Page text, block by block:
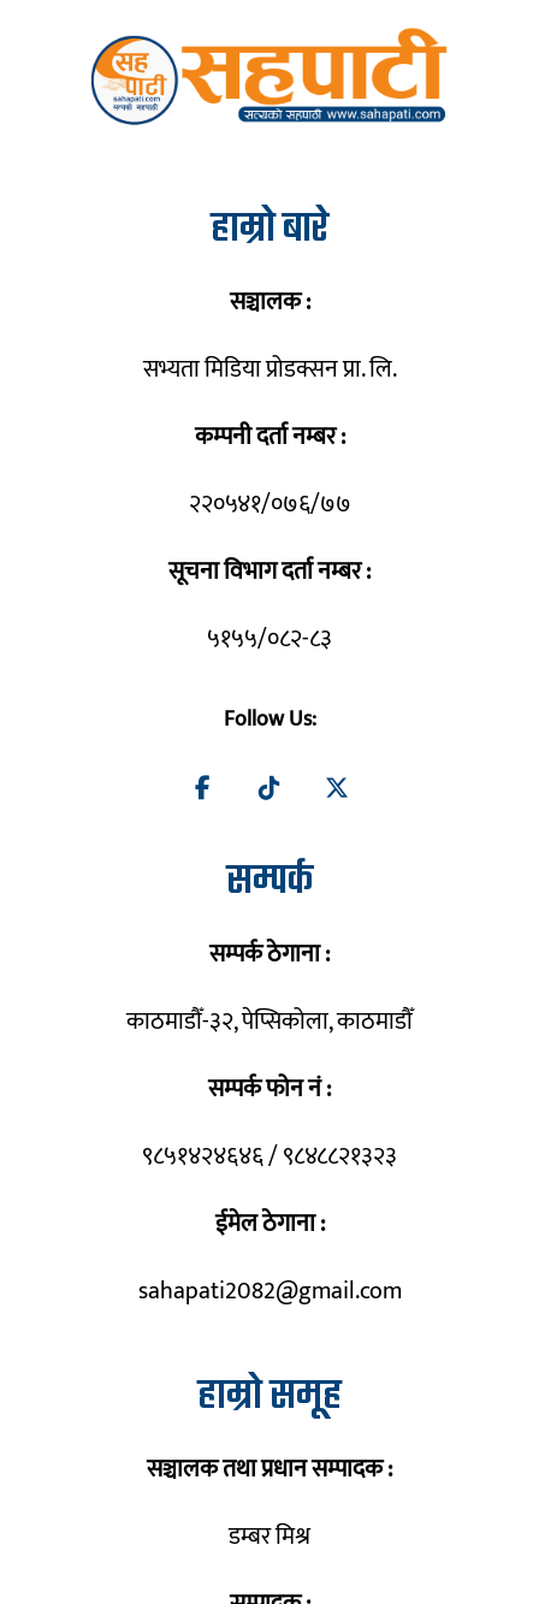
हाम्रो बारे
सञ्चालक :
सभ्यता मिडिया प्रोडक्सन प्रा. लि.
कम्पनी दर्ता नम्बर :
२२०५४१/०७६/७७
सूचना विभाग दर्ता नम्बर :
५१५५/०८२-८३
Follow Us:
सम्पर्क
सम्पर्क ठेगाना :
काठमाडौँ-३२, पेप्सिकोला, काठमाडौँ
सम्पर्क फोन नं :
९८५१४२४६४६ / ९८४८८२१३२३
ईमेल ठेगाना :
sahapati2082@gmail.com
हाम्रो समूह
सञ्चालक तथा प्रधान सम्पादक :
डम्बर मिश्र